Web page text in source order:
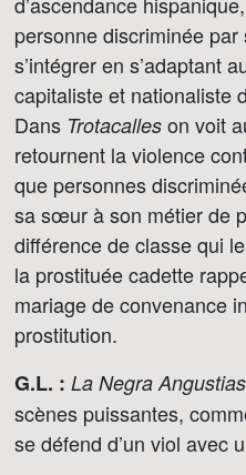
personne discriminée
s’intégrer en s’adaptant
capitaliste et nationaliste
Dans Trotacalles on voit
retournent la violence
que personnes
sa sœur à son métier de
différence de classe qui
la prostituée cadette
mariage de convenance
prostitution.
G.L. : La Negra Angustias
scènes puissantes,
se défend d’un viol avec